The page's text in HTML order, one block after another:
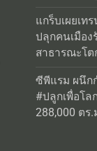
แกร็บเผยเท
ปลุกคนเมือง
สาธารณะโต
ซีพีแรม ผนึก
#ปลูกเพื่อโล
288,000 ตร.